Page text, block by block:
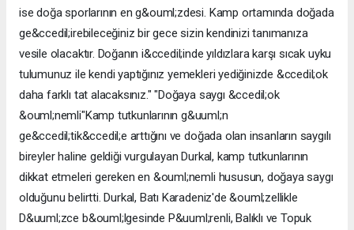
ise doğa sporlarının en g&ouml;zdesi. Kamp ortamında doğada
ge&ccedil;irebileceğiniz bir gece sizin kendinizi tanımanıza
vesile olacaktır. Doğanın i&ccedil;inde yıldızlara karşı sıcak uyku
tulumunuz ile kendi yaptığınız yemekleri yediğinizde &ccedil;ok
daha farklı tat alacaksınız." "Doğaya saygı &ccedil;ok
&ouml;nemli"Kamp tutkunlarının g&uuml;n
ge&ccedil;tik&ccedil;e arttığını ve doğada olan insanların saygılı
bireyler haline geldiği vurgulayan Durkal, kamp tutkunlarının
dikkat etmeleri gereken en &ouml;nemli hususun, doğaya saygı
olduğunu belirtti. Durkal, Batı Karadeniz'de &ouml;zellikle
D&uuml;zce b&ouml;lgesinde P&uuml;renli, Balıklı ve Topuk